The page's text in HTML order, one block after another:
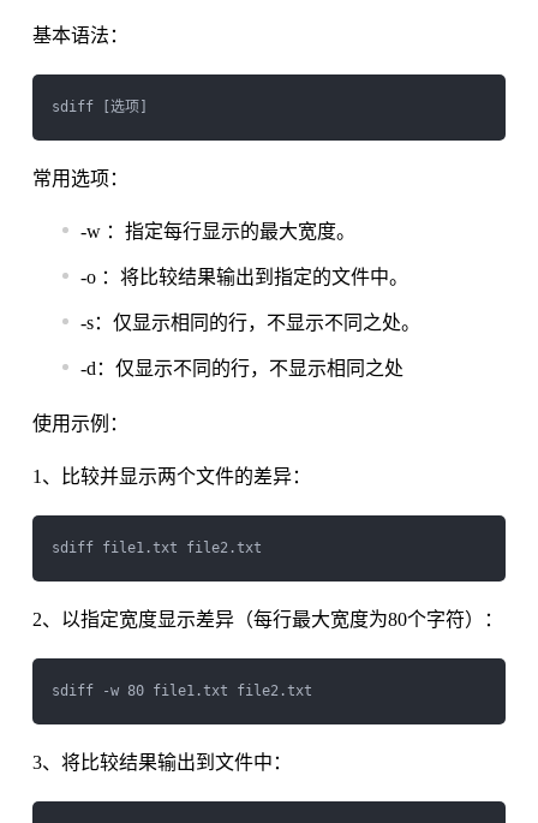
基本语法：
常用选项：
-w ：指定每行显示的最大宽度。
-o ：将比较结果输出到指定的文件中。
-s：仅显示相同的行，不显示不同之处。
-d：仅显示不同的行，不显示相同之处
使用示例：
1、比较并显示两个文件的差异：
2、以指定宽度显示差异（每行最大宽度为80个字符）：
3、将比较结果输出到文件中：